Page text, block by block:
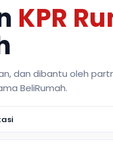
KPR
dan dibantu oleh
BeliRumah.